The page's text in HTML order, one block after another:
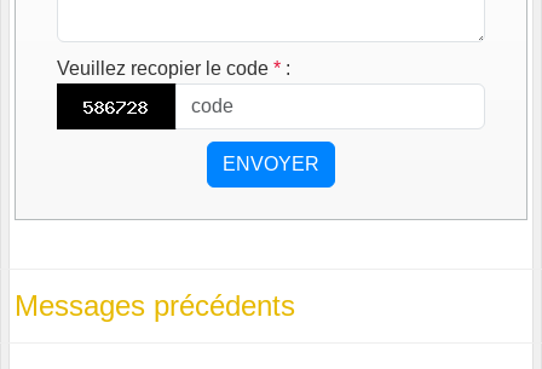
Veuillez recopier le code * :
ENVOYER
Messages précédents